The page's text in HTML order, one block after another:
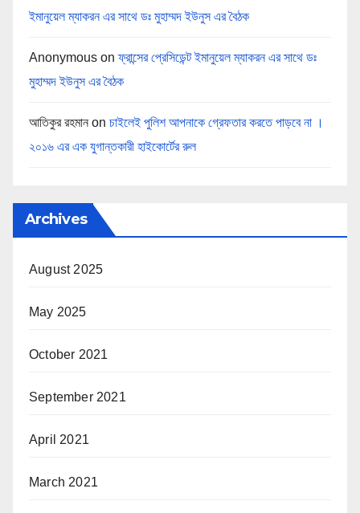
ইমানুয়েল ম্যাকরন এর সাথে ডঃ মুহাম্মদ ইউনুস এর বৈঠক
Anonymous onফ্রান্সের প্রেসিডেন্ট ইমানুয়েল ম্যাকরন এর সাথে ডঃ
মুহাম্মদ ইউনুস এর বৈঠক
আতিকুর রহমান on চাইলেই পুলিশ আপনাকে গ্রেফতার করতে পাড়বে না ।
২০১৬ এর এক যুগান্তকারী হাইকোর্টের রুল
Archives
August 2025
May 2025
October 2021
September 2021
April 2021
March 2021